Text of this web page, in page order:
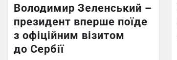
Володимир Зеленський –
президент вперше поїде
з офіційним візитом
до Сербії